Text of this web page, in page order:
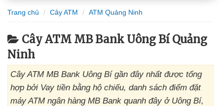
Trang chủ Cây ATM ATM Quảng Ninh
Cây ATM MB Bank Uông Bí Quảng
Ninh
Cây ATM MB Bank Uông Bí gần đây nhất được tổng
hợp bởi Vay tiền bằng hộ chiếu, danh sách điểm đặt
máy ATM ngân hàng MB Bank quanh đây ở Uông Bí,